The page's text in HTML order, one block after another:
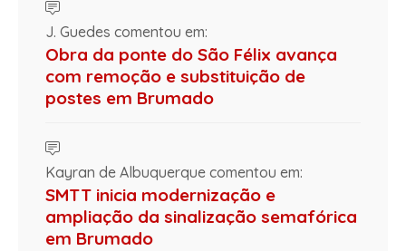
J. Guedes comentou em:
Obra da ponte do São Félix avança
com remoção e substituição de
postes em Brumado
Kayran de Albuquerque comentou em:
SMTT inicia modernização e
ampliação da sinalização semafórica
em Brumado